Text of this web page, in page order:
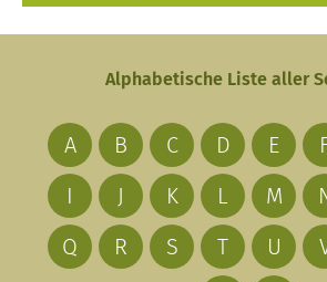
Alphabetische Liste aller
A B C D E
I
J K L M
Q
R S T U